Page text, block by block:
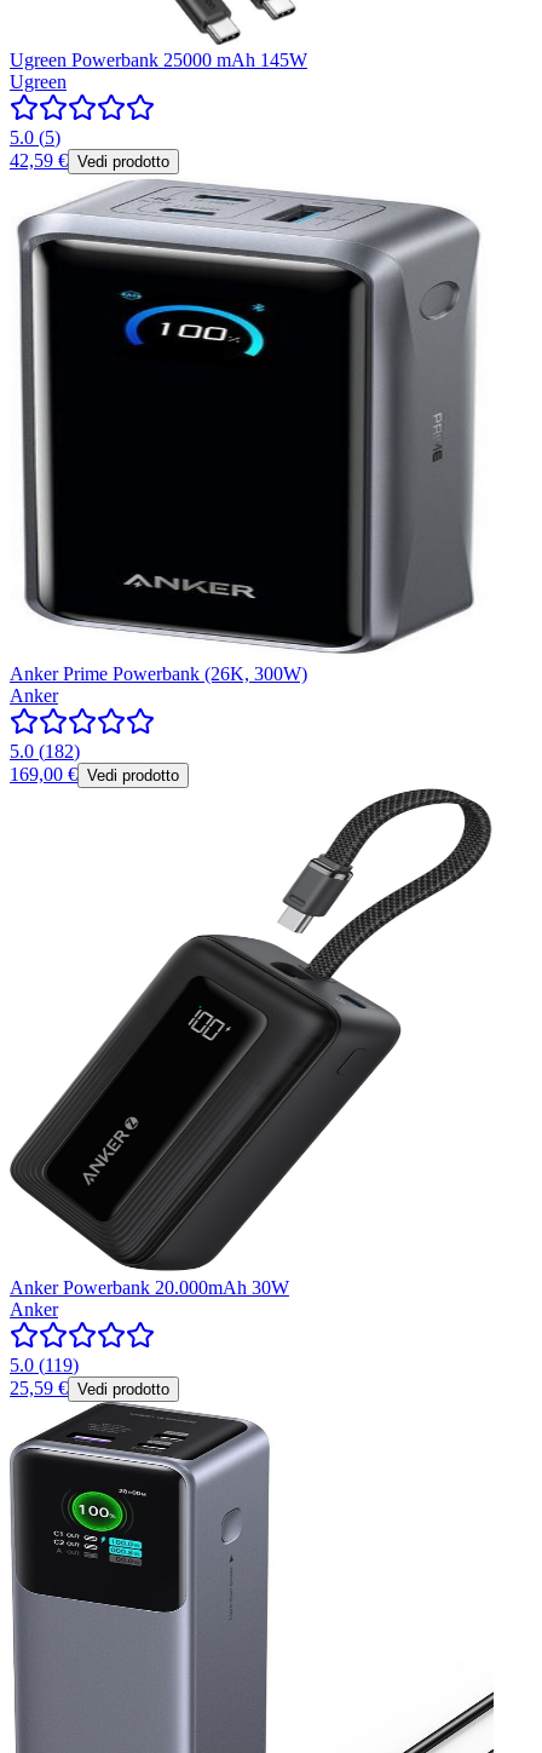
Ugreen Powerbank 25000 mAh 145W
Ugreen
5.0 (5)
42,59 € Vedi prodotto
Anker Prime Powerbank (26K, 300W)
Anker
5.0 (182)
169,00 € Vedi prodotto
Anker Powerbank 20.000mAh 30W
Anker
5.0 (119)
25,59 € Vedi prodotto